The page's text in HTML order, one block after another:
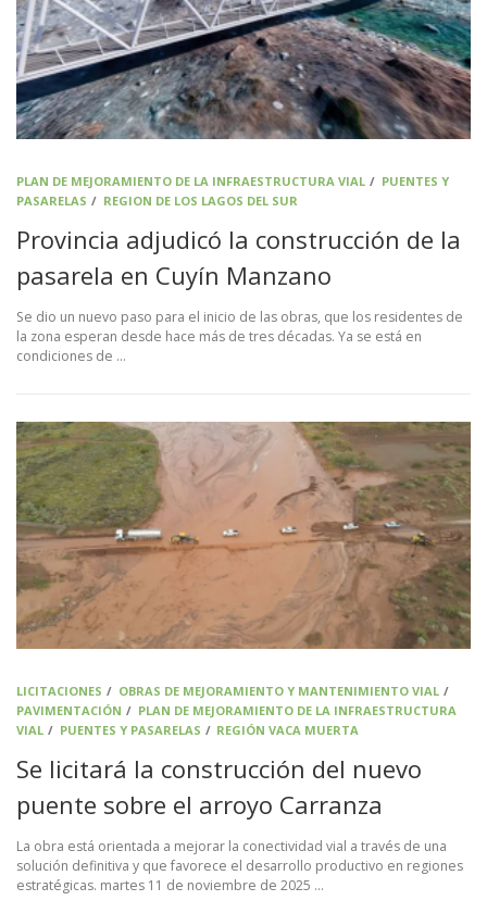
PLAN DE MEJORAMIENTO DE LA INFRAESTRUCTURA VIAL / PUENTES Y
PASARELAS / REGION DE LOS LAGOS DEL SUR
Provincia adjudicó la construcción de la
pasarela en Cuyín Manzano
Se dio un nuevo paso para el inicio de las obras, que los residentes de
la zona esperan desde hace más de tres décadas. Ya se está en
condiciones de …
LICITACIONES / OBRAS DE MEJORAMIENTO Y MANTENIMIENTO VIAL/
PAVIMENTACIÓN / PLAN DE MEJORAMIENTO DE LA INFRAESTRUCTURA
VIAL / PUENTES Y PASARELAS / REGIÓN VACA MUERTA
Se licitará la construcción del nuevo
puente sobre el arroyo Carranza
La obra está orientada a mejorar la conectividad vial a través de una
solución definitiva y que favorece el desarrollo productivo en regiones
estratégicas. martes 11 de noviembre de 2025 …